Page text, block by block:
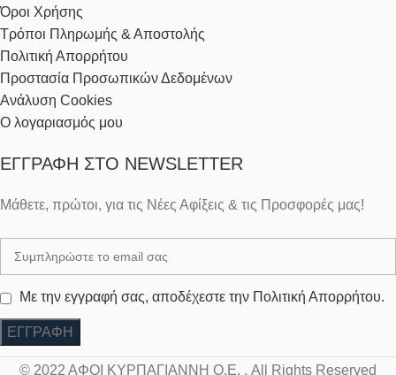
Όροι Χρήσης
Τρόποι Πληρωμής & Αποστολής
Πολιτική Απορρήτου
Προστασία Προσωπικών Δεδομένων
Ανάλυση Cookies
Ο λογαριασμός μου
ΕΓΓΡΑΦΉ ΣΤΟ NEWSLETTER
Μάθετε, πρώτοι, για τις Νέες Αφίξεις & τις Προσφορές μας!
Με την εγγραφή σας, αποδέχεστε την Πολιτική Απορρήτου.
© 2022 ΑΦΟΙ ΚΥΡΠΑΓΙΑΝΝΗ Ο.Ε. , All Rights Reserved